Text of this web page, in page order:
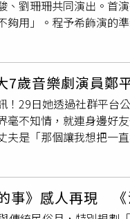
開風頭？她大笑回應
的愛戴，還是先賺錢
完全部蛀牙，「完成
情，現在劇組都是可以
芯表示：「要做什麼事
多，「拍戲之餘還是要
備，「因為他不會特
：「是吧！」李睿紳
沙發。」並搞笑表示
劉珊珊共同演出。首
用」。程予希飾演的
舞
的程予希坦言
意自己的表現，忍不
總監黃致凱曾告訴她：
掌聲、啜泣聲。」每次
劇場演出，就能和這
自己的意見。（圖／
異父母之間；從喜帖
女關係，也讓程予希
工作，但媽媽只要有空
在才明白爸爸一定很
天柱，也將自己身為
7歲音樂劇演員
29日她透過社群平台
不知情，就連身邊好
是「那個讓我想把一
的人」，並表示兩人
擔憂，「大家給我多少
大家見面。根據韓媒報
作夥伴發展為戀人，並
事》感人再現